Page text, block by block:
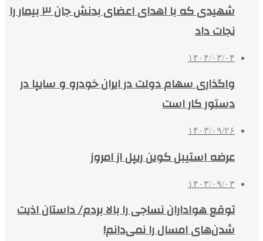
شهیدی که با اهدای اعضای بدنش جان ۳ بیمار را
نجات داد
۱۴۰۴/۰۳/۰۴
واگذاری سهام دولت در ایران خودرو و سایپا در
دستور کار است
۱۴۰۳/۰۹/۲۶
عرضه استیبل کوین ریپل از امروز
۱۴۰۳/۰۹/۰۳
توقع هواداران نساجی را بالا بردم/ داستان اذیت
شدن‌های امسال را نمی‌دانم!